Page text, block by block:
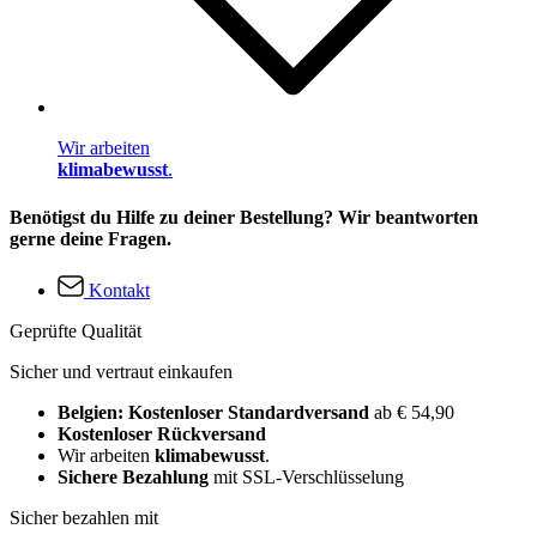
Wir arbeiten
klimabewusst.
Benötigst du Hilfe zu deiner Bestellung? Wir beantworten
gerne deine Fragen.
Kontakt
Geprüfte Qualität
Sicher und vertraut einkaufen
Belgien: Kostenloser Standardversand ab € 54,90
Kostenloser Rückversand
Wir arbeiten klimabewusst.
Sichere Bezahlung mit SSL-Verschlüsselung
Sicher bezahlen mit